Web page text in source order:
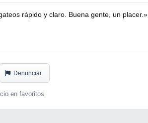
rápido y claro. Buena gente, un placer.»
Denunciar
en favoritos